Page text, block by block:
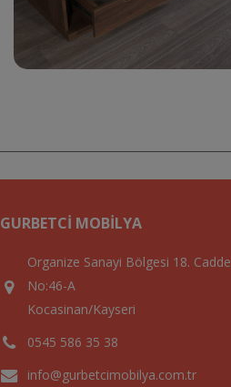
GURBETCI MOBILYA
Organize Sanayi Bölgesi 18. Cadde
No:46-A
Kocasinan/Kayseri
0545 586 35 38
info@gurbetcimobilya.com.tr